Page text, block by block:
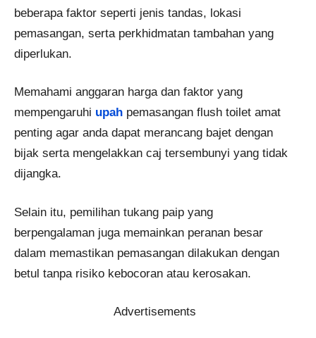
beberapa faktor seperti jenis tandas, lokasi
pemasangan, serta perkhidmatan tambahan yang
diperlukan.
Memahami anggaran harga dan faktor yang
mempengaruhi upah pemasangan flush toilet amat
penting agar anda dapat merancang bajet dengan
bijak serta mengelakkan caj tersembunyi yang tidak
dijangka.
Selain itu, pemilihan tukang paip yang
berpengalaman juga memainkan peranan besar
dalam memastikan pemasangan dilakukan dengan
betul tanpa risiko kebocoran atau kerosakan.
Advertisements